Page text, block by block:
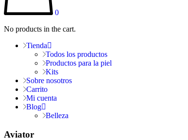
0
No products in the cart.
Tienda
Todos los productos
Productos para la piel
Kits
Sobre nosotros
Carrito
Mi cuenta
Blog
Belleza
Aviator